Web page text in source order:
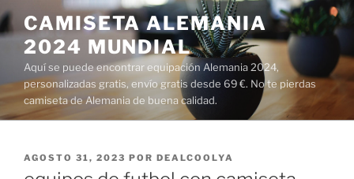
Saltar
al
contenido
CAMISETA ALEMANIA
2024 MUNDIAL
Aquí se puede encontrar equipación Alemania 2024,
personalizadas gratis, envío gratis desde 69 €. No te pierdas
camiseta de Alemania de buena calidad.
PUBLICADO
AGOSTO 31, 2023 POR DEALCOOLYA